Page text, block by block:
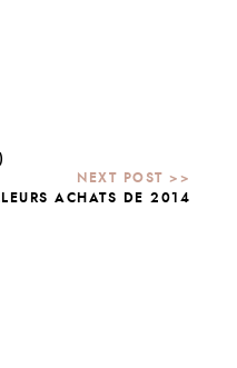
ACHATS DE 2014